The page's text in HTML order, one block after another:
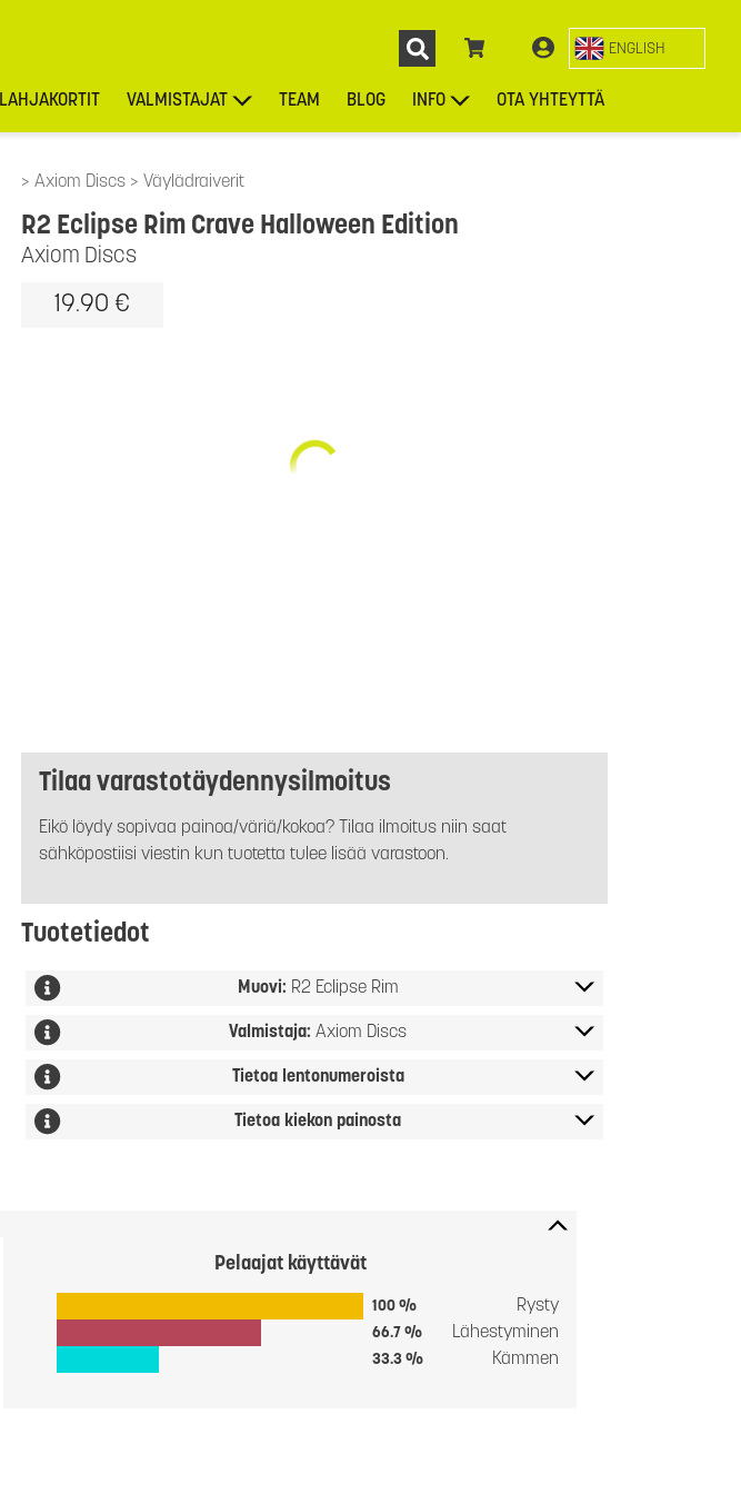
ENGLISH
LAHJAKORTIT VALMISTAJAT TEAM BLOG INFO OTA YHTEYTTÄ
Axiom Discs Väylädraiverit
Axiom Discs
R2 Eclipse Rim Crave Halloween Edition
19.90 €
Tilaa varastotäydennysilmoitus
Eikö löydy sopivaa painoa/väriä/kokoa? Tilaa ilmoitus niin saat
sähköpostiisi viestin kun tuotetta tulee lisää varastoon.
Tuotetiedot
Muovi: R2 Eclipse Rim
Valmistaja: Axiom Discs
Tietoa lentonumeroista
Tietoa kiekon painosta
Pelaajat käyttävät
100 % Rysty
66.7 % Lähestyminen
33.3 % Kämmen